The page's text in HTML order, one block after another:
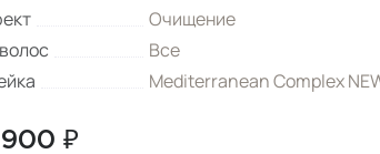
Очищение
Все
Mediterranean Complex
900 ₽